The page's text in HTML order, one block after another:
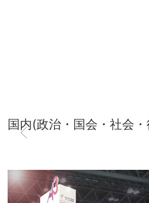
国内(政治・国会・社会